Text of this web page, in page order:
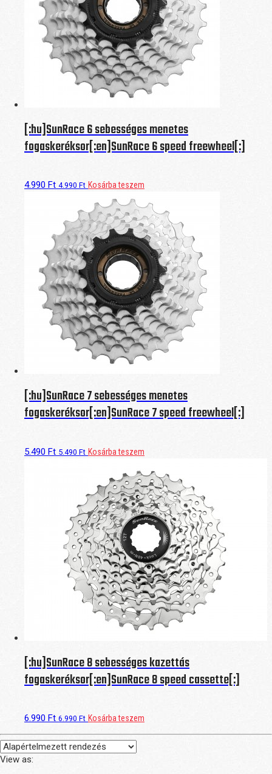
[:hu]SunRace 6 sebességes menetes
fogaskeréksor[:en]SunRace 6 speed freewheel[:]
4.990 Ft 4.990 Ft Kosárba teszem
[:hu]SunRace 7 sebességes menetes
fogaskeréksor[:en]SunRace 7 speed freewheel[:]
5.490 Ft 5.490 Ft Kosárba teszem
[:hu]SunRace 8 sebességes kazettás
fogaskeréksor[:en]SunRace 8 speed cassette[:]
6.990 Ft 6.990 Ft Kosárba teszem
View as: